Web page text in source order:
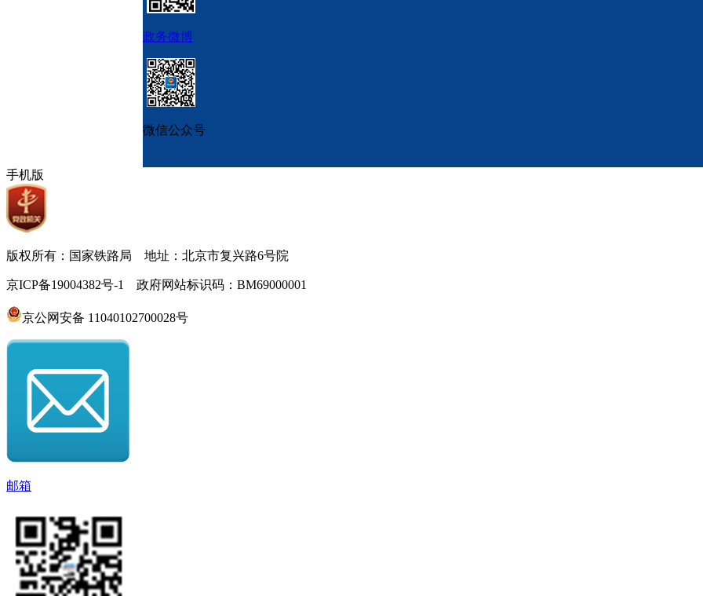
政务微博
微信公众号
手机版
版权所有：国家铁路局 地址：北京市复兴路6号院
京ICP备19004382号-1 政府网站标识码：BM69000001
京公网安备 11040102700028号
邮箱